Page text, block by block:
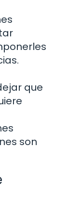
que
son